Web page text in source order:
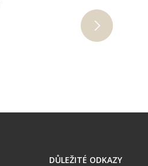
DŮLEŽITÉ ODKAZY